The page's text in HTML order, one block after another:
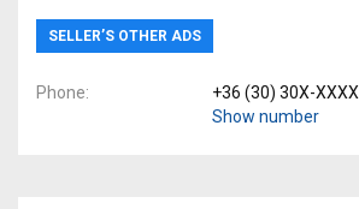
SELLER’S OTHER ADS
Phone
+36 (30) 30X-XXXX
Show number